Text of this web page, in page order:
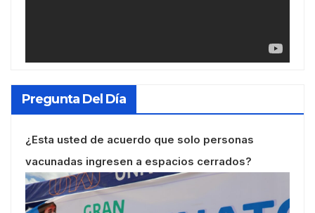
Pregunta Del Día
¿Esta usted de acuerdo que solo personas
vacunadas ingresen a espacios cerrados?